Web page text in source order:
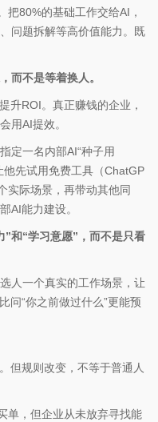
把80%的基础工作交给AI，
问题拆解等高价值能力。既
而不是等着换人。
升ROI。真正赚钱的企业，
用AI提效。
定一名内部AI“种子用
他先试用免费工具（ChatGP
实际场景，再带动其他同
AI能力建设。
和“学习意愿”，而不是只看
人一个真实的工作场景，让
问“你之前做过什么”更能预
但规则改变，不等于普通人
单，但企业从未放弃寻找能